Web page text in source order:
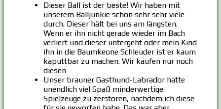
Dieser Ball ist der beste! Wir haben mit
unserem Balljunkie schon sehr sehr viele
durch. Dieser hält bei uns am längsten.
Wenn er ihn nicht gerade wieder im Bach
verliert und dieser untergeht oder mein Kind
ihn in die Baumkeone Schleuder ist er kaum
kaputtbar zu machen. Wir kaufen nur noch
diesen
Unser brauner Gasthund-Labrador hatte
unendlich viel Spaß minderwertige
Spielzeuge zu zerstören, nachdem ich diese